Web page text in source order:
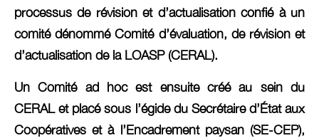
processus de révision et d’actualisation confié à un
comité dénommé Comité d’évaluation, de révision et
d’actualisation de la LOASP (CERAL).
Un Comité ad hoc est ensuite créé au sein du
CERAL et placé sous l’égide du Secrétaire d’État aux
Coopératives et à l’Encadrement paysan (SE-CEP),